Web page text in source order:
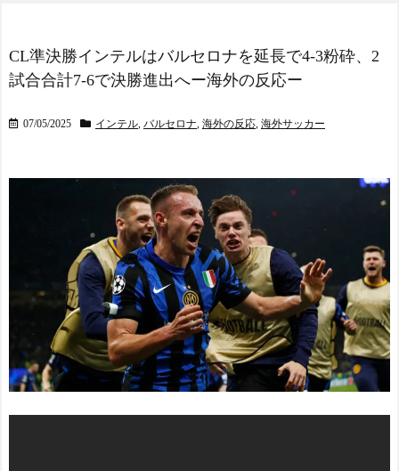
CL準決勝インテルはバルセロナを延長で4-3粉砕、2
試合合計7-6で決勝進出へー海外の反応ー
07/05/2025 インテル バルセロナ 海外の反応 海外サッカー